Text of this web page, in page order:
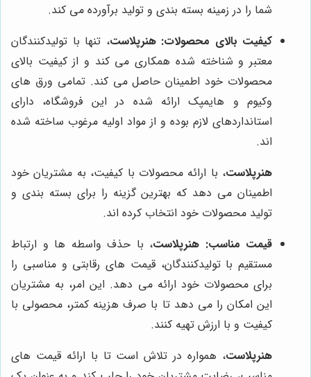
شما را در زمینه بسته بندی و تولید برآورده می کند.
کیفیت بالای محصولات: هنرپلاست، تنها با تولیدکنندگان
معتبر و شناخته شده همکاری می کند و از کیفیت بالای
محصولات خود اطمینان حاصل می کند. تمامی ورق های
وکیوم و هایمپک ارائه شده در این فروشگاه، دارای
استانداردهای لازم بوده و از مواد اولیه مرغوب ساخته شده
اند.
هنرپلاست، با ارائه محصولات با کیفیت، به مشتریان خود
اطمینان می دهد که بهترین گزینه را برای بسته بندی و
تولید محصولات خود انتخاب کرده اند.
قیمت مناسب: هنرپلاست، با حذف واسطه ها و ارتباط
مستقیم با تولیدکنندگان، قیمت های رقابتی و مناسبی را
برای محصولات خود ارائه می دهد. این امر، به مشتریان
این امکان را می دهد تا با صرف هزینه کمتر، محصولی با
کیفیت و با ارزش تهیه کنند.
هنرپلاست، همواره در تلاش است تا با ارائه قیمت های